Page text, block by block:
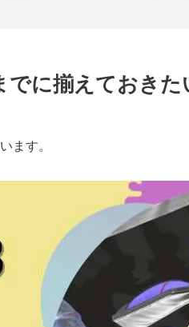
に揃えておき
ます。